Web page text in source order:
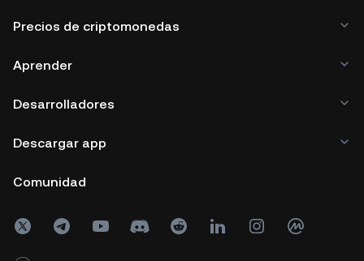
Precios de criptomonedas
Aprender
Desarrolladores
Descargar app
Comunidad